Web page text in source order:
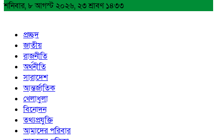
শনিবার, ৮ আগস্ট ২০২৬, ২৩ শ্রাবণ ১৪৩৩
প্রচ্ছদ
জাতীয়
রাজনীতি
অর্থনীতি
সারাদেশ
আন্তর্জাতিক
খেলাধুলা
বিনোদন
তথ্যপ্রযুক্তি
আমাদের পরিবার